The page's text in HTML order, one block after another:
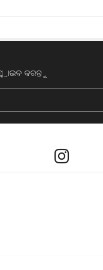
କରନ୍ତୁ
ଉତ୍ପାଦନର
ମଖାନାର ଚାହିଦାକୁ
। ତେଣୁ ବିହାର
ଯୋଜନା ପ୍ରସ୍ତୁତ
ମଖାନା
। ସମ୍ପୂର୍ଣ୍ଣ